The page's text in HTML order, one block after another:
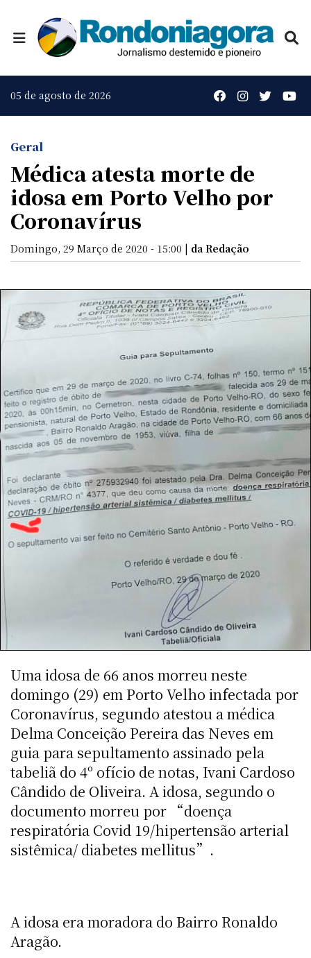
05 de agosto de 2026
Geral
Médica atesta morte de
idosa em Porto Velho por
Coronavírus
Domingo, 29 Março de 2020 - 15:00 | da Redação
Uma idosa de 66 anos morreu neste
domingo (29) em Porto Velho infectada por
Coronavírus, segundo atestou a médica
Delma Conceição Pereira das Neves em
guia para sepultamento assinado pela
tabeliã do 4º ofício de notas, Ivani Cardoso
Cândido de Oliveira. A idosa, segundo o
documento morreu por “doença
respiratória Covid 19/hipertensão arterial
sistêmica/ diabetes mellitus”.
A idosa era moradora do Bairro Ronaldo
Aragão.